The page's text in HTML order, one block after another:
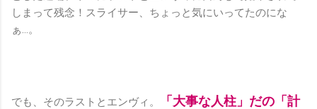
しまって残念！スライサー、ちょっと気にいってたのにな
ぁ…。
でも、そのラストとエンヴィ。
「大事な人柱」だの「計